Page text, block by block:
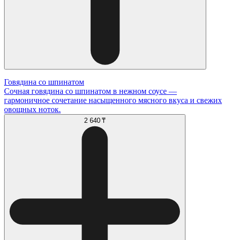
Говядина со шпинатом
Сочная говядина со шпинатом в нежном соусе —
гармоничное сочетание насыщенного мясного вкуса и свежих
овощных ноток.
2 640 ₸